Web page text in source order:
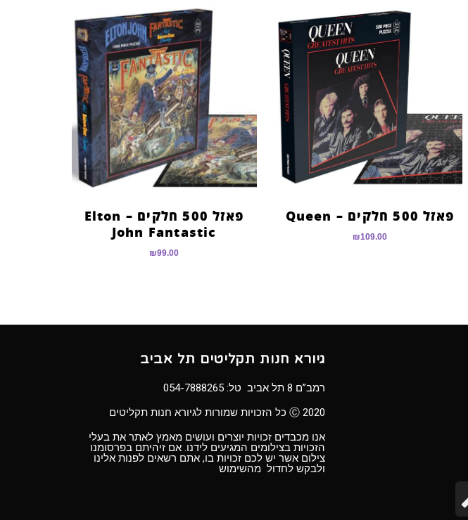
פאזל 500 חלקים – Queen
₪109.00
פאזל 500 חלקים – Elton
John Fantastic
₪99.00
גיורא חנות תקליטים תל אביב
רמב”ם 8 תל אביב טל:
054-7888265
Ⓒ 2020 כל הזכויות שמורות לגיורא חנות תקליטים
אנו מכבדים זכויות יוצרים ועושים מאמץ לאתר את בעלי
הזכויות בצילומים המגיעים לידנו. אם זיהיתם בפרסומנו
צילום אשר יש לכם זכויות בו, אתם רשאים לפנות אלינו
ולבקש לחדול מהשימוש